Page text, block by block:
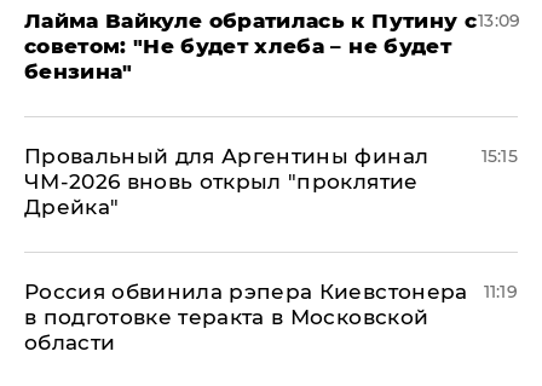
Лайма Вайкуле обратилась к Путину с
советом: "Не будет хлеба – не будет
бензина"
13:09
Провальный для Аргентины финал
ЧМ-2026 вновь открыл "проклятие
Дрейка"
15:15
Россия обвинила рэпера Киевстонера
в подготовке теракта в Московской
области
11:19